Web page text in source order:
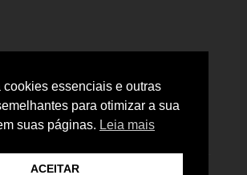
Fale Conosco
cookies essenciais e outras
para otimizar a sua
suas páginas. Leia mais
ACEITAR